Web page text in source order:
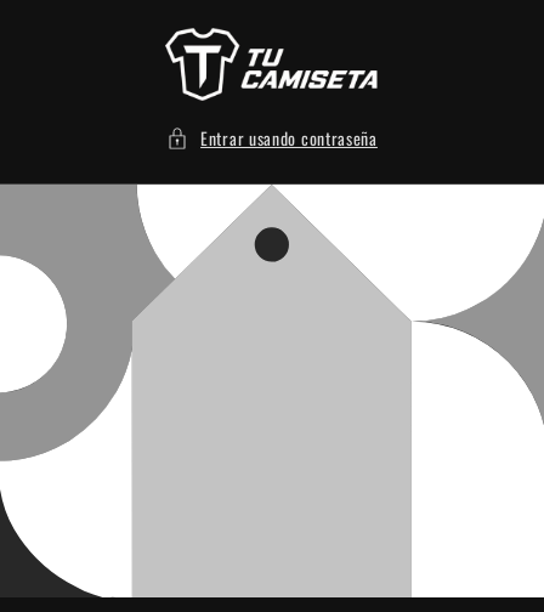
Entrar usando contraseña